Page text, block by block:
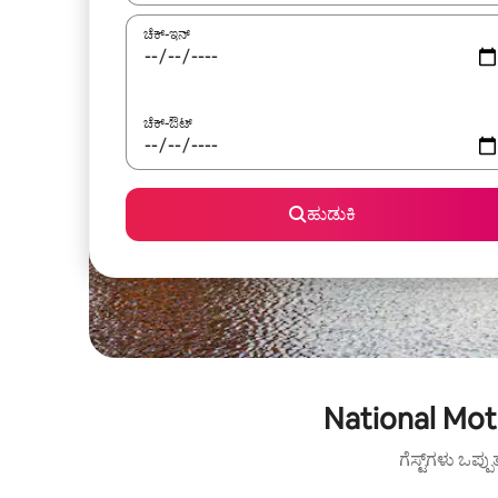
ಚೆಕ್-ಇನ್
ಚೆಕ್-ಔಟ್
ಹುಡುಕಿ
National
ಗೆಸ್ಟ್‌ಗಳು